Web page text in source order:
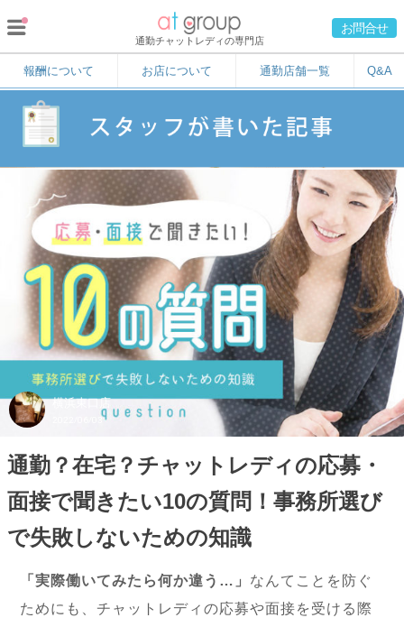
通勤チャットレディの専門店
お問合せ
報酬について お店について 通勤店舗一覧 Q&A
横浜東口店
2022/06/03
通勤？在宅？チャットレディの応募・
面接で聞きたい10の質問！事務所選び
で失敗しないための知識
「実際働いてみたら何か違う…」 なんてことを防ぐ
ためにも、チャットレディの応募や面接を受ける際